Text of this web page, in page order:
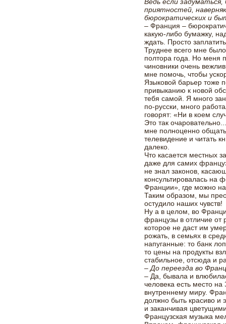
приятностей,
бюрократических и
– Франция –
какую-либо бумажку,
ждать. Просто
Труднее всего мне
полтора года. Но меня
чиновники очень
мне помочь, чтобы
Языковой барьер тоже
привыканию к новой
тебя самой. Я много
по-русски, много
говорят: «Ни в коем
Это так
мне полноценно
телевидение и читать
далеко.
Что касается местных
даже для самих
не знал законов,
консультировалась на
Франции», где можно
Таким образом, мы
остудило наших чувств!
Ну а в целом, во
французы в отличие от
которое не даст им
рожать, в семьях в
напуганные: то банк
то цены на продукты
стабильное, отсюда и
– До переезда во
– Да, бывала и
человека есть место на
внутреннему миру.
должно быть красиво и
и заканчивая
Французская музыка